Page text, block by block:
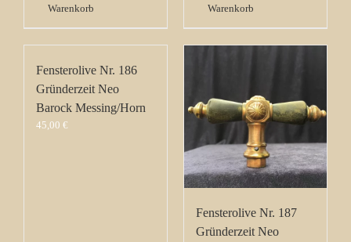
Warenkorb
Warenkorb
Fensterolive Nr. 186
Gründerzeit Neo
Barock Messing/Horn
45,00 €
Fensterolive Nr. 187
Gründerzeit Neo